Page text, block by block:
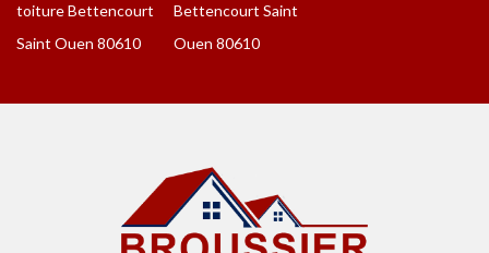
toiture Bettencourt
Saint Ouen 80610
Bettencourt Saint
Ouen 80610